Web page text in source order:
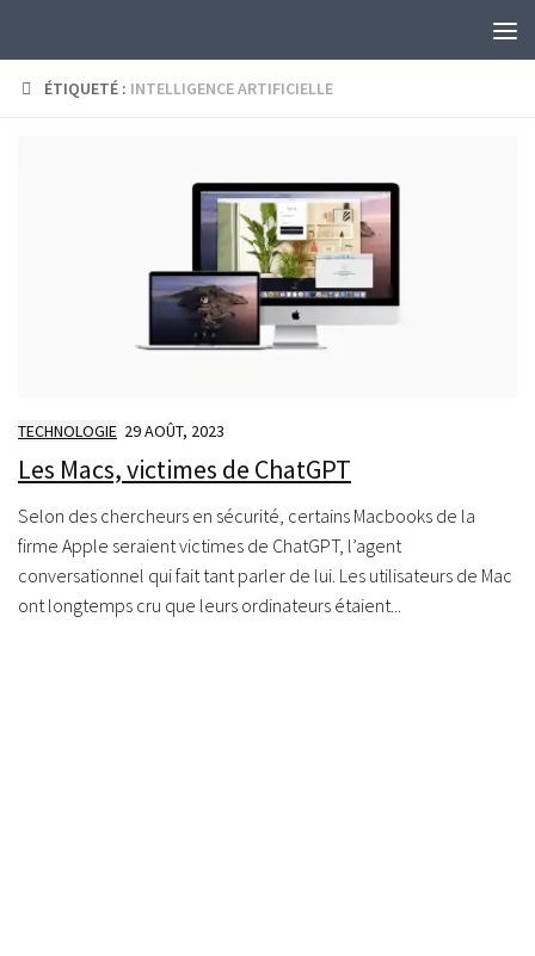
ÉTIQUETÉ : INTELLIGENCE ARTIFICIELLE
TECHNOLOGIE 29 AOÛT, 2023
Les Macs, victimes de ChatGPT
Selon des chercheurs en sécurité, certains Macbooks de la
firme Apple seraient victimes de ChatGPT, l’agent
conversationnel qui fait tant parler de lui. Les utilisateurs de Mac
ont longtemps cru que leurs ordinateurs étaient...